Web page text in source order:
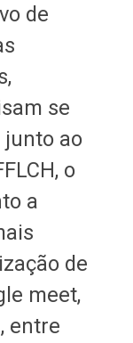
de
se
ao
o
a
de
meet,
entre